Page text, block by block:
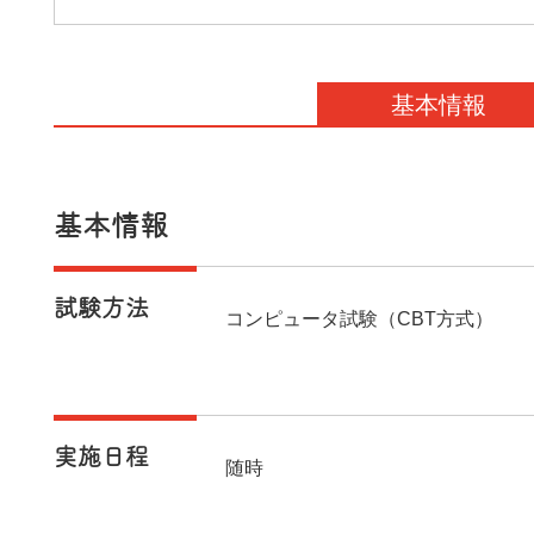
基本情報
基本情報
試験方法 コンピュータ試験（CBT方式）
実施日程 随時